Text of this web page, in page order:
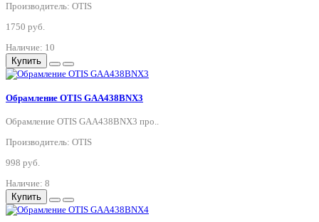
Производитель: OTIS
1750 руб.
Наличие: 10
Купить
Обрамление OTIS GAA438BNX3
Обрамление OTIS GAA438BNX3 про..
Производитель: OTIS
998 руб.
Наличие: 8
Купить